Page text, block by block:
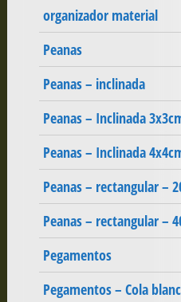
organizador material
Peanas
Peanas – inclinada
Peanas – Inclinada
Peanas – Inclinada
Peanas – rectangular –
Peanas – rectangular –
Pegamentos
Pegamentos – Cola